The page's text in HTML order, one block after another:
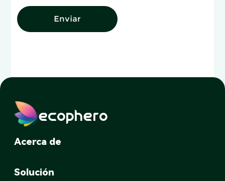
Enviar
ecophero
Acerca de
Solución